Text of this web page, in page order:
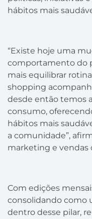
hábitos mais
“Existe hoje uma
comportamento do
mais equilibrar
shopping
desde então temos
consumo,
hábitos mais
a comunidade”,
marketing e vendas
Com edições
consolidando como
dentro desse pilar,